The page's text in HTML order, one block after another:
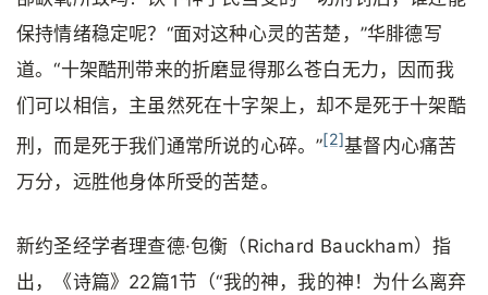
保持情绪稳定呢？“面对这种心灵的苦楚，”华腓德写
道。“十架酷刑带来的折磨显得那么苍白无力，因而我
们可以相信，主虽然死在十字架上，却不是死于十架酷
刑，而是死于我们通常所说的心碎。”[2]基督内心痛苦
万分，远胜他身体所受的苦楚。
新约圣经学者理查德·包衡（Richard Bauckham）指
出，《诗篇》22篇1节（“我的神，我的神！为什么离弃